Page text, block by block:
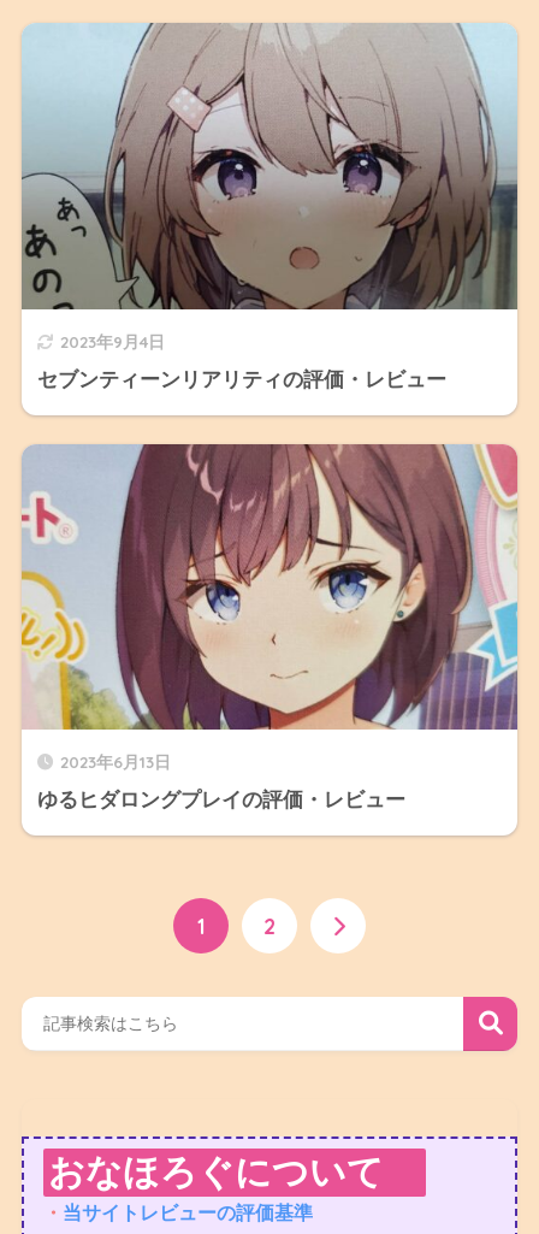
2023年9月4日
セブンティーンリアリティの評価・レビュー
2023年6月13日
ゆるヒダロングプレイの評価・レビュー
1 2
おなほろぐについて
・ 当サイトレビューの評価基準